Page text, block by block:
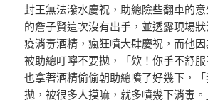
封王無法潑水慶祝，助總險些翻車的
的詹子賢這次沒有出手，並透露現場
疫消毒酒精，瘋狂噴大肆慶祝，而他
被助總叮嚀不要拋，「欸！你手不舒
也拿著酒精偷偷朝助總噴了好幾下，
拋，被很多人摸嘛，就多噴幾下消毒。